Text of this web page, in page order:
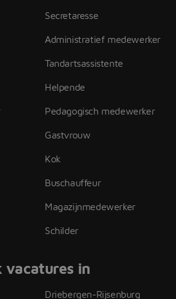
Secretaresse
Administratief medewerker
Tandartsassistente
Helpende
Pedagogisch medewerker
Gastvrouw
Kok
Buschauffeur
Magazijnmedewerker
Schilder
vacatures in
Driebergen-Rijsenburg